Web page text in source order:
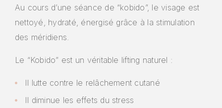
Au cours d’une séance de “kobido”, le visage est
nettoyé, hydraté, énergisé grâce à la stimulation
des méridiens.
Le “Kobido” est un véritable lifting naturel :
Il lutte contre le relâchement cutané
Il diminue les effets du stress